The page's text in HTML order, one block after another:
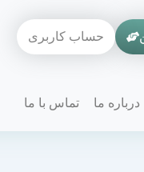
حساب کاربری
درباره ما تماس با ما